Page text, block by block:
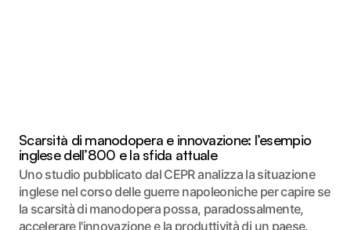
Scarsità di manodopera e innovazione: l’esempio
inglese dell’800 e la sfida attuale
Uno studio pubblicato dal CEPR analizza la situazione
inglese nel corso delle guerre napoleoniche per capire se
la scarsità di manodopera possa, paradossalmente,
accelerare l'innovazione e la produttività di un paese.